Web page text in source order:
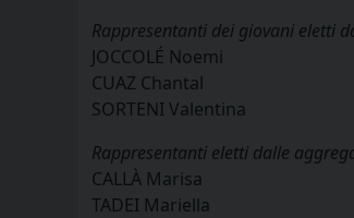
Rappresentanti dei giovani eletti
JOCCOLÉ Noemi
CUAZ Chantal
SORTENI Valentina
Rappresentanti eletti dalle
CALLÀ Marisa
TADEI Mariella